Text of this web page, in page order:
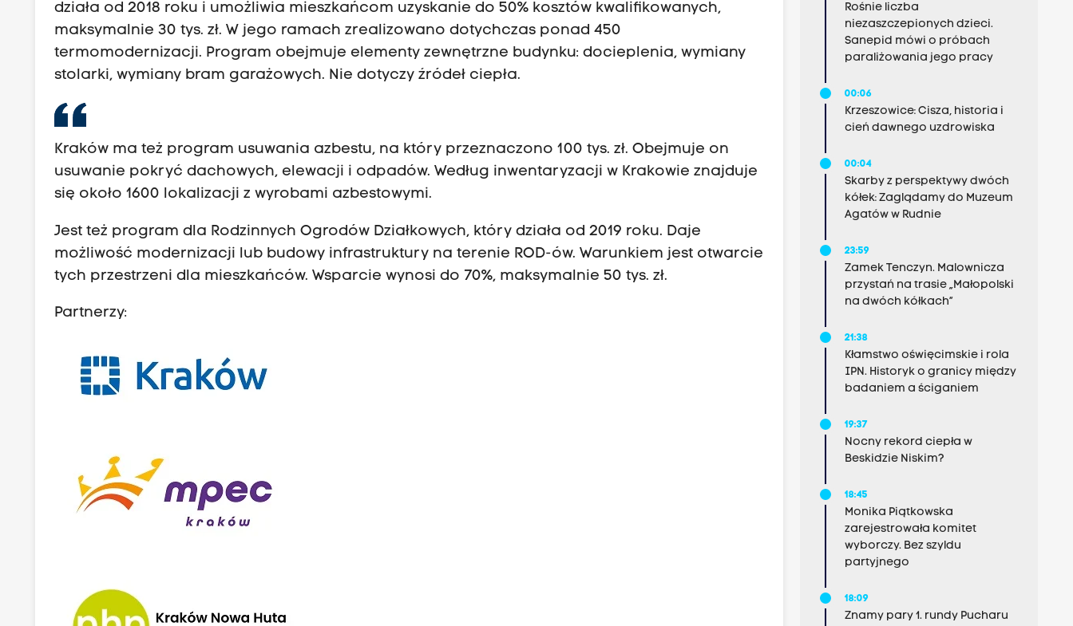
działa od 2018 roku i umożliwia mieszkańcom uzyskanie do 50% kosztów kwalifikowanych,
maksymalnie 30 tys. zł. W jego ramach zrealizowano dotychczas ponad 450
termomodernizacji. Program obejmuje elementy zewnętrzne budynku: docieplenia, wymiany
stolarki, wymiany bram garażowych. Nie dotyczy źródeł ciepła.
Kraków ma też program usuwania azbestu, na który przeznaczono 100 tys. zł. Obejmuje on
usuwanie pokryć dachowych, elewacji i odpadów. Według inwentaryzacji w Krakowie znajduje
się około 1600 lokalizacji z wyrobami azbestowymi.
Jest też program dla Rodzinnych Ogrodów Działkowych, który działa od 2019 roku. Daje
możliwość modernizacji lub budowy infrastruktury na terenie ROD-ów. Warunkiem jest otwarcie
tych przestrzeni dla mieszkańców. Wsparcie wynosi do 70%, maksymalnie 50 tys. zł.
Partnerzy:
Rośnie liczba
niezaszczepionych dzieci.
Sanepid mówi o próbach
paraliżowania jego pracy
00:06
Krzeszowice: Cisza, historia i
cień dawnego uzdrowiska
00:04
Skarby z perspektywy dwóch
kółek: Zaglądamy do Muzeum
Agatów w Rudnie
23:59
Zamek Tenczyn. Malownicza
przystań na trasie „Małopolski
na dwóch kółkach”
21:38
Kłamstwo oświęcimskie i rola
IPN. Historyk o granicy między
badaniem a ściganiem
19:37
Nocny rekord ciepła w
Beskidzie Niskim?
18:45
Monika Piątkowska
zarejestrowała komitet
wyborczy. Bez szyldu
partyjnego
18:09
Znamy pary 1. rundy Pucharu